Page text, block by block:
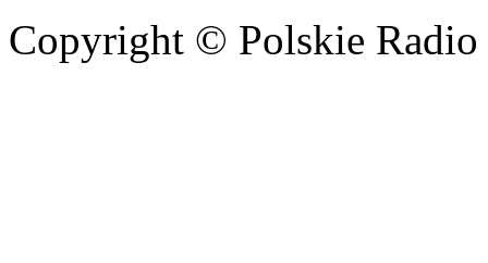
Copyright © Polskie